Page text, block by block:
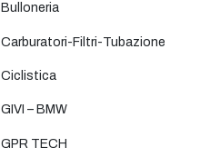
Bulloneria
Carburatori-Filtri-Tubazione
Ciclistica
GIVI – BMW
GPR TECH